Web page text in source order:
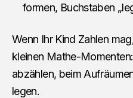
formen, Buchstaben
Wenn Ihr Kind Zahlen
kleinen Mathe-
abzählen, beim
legen.